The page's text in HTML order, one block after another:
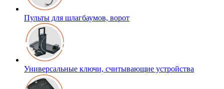
Пульты для шлагбаумов, ворот
Универсальные ключи, считывающие устройства